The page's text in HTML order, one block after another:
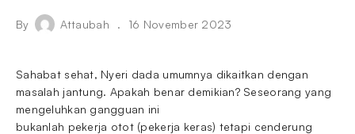
By Attaubah 16 November 2023
Sahabat sehat, Nyeri dada umumnya dikaitkan dengan
masalah jantung. Apakah benar demikian? Seseorang yang
mengeluhkan gangguan ini
bukanlah pekerja otot (pekerja keras) tetapi cenderung